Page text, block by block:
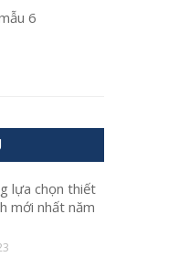
6
lựa chọn thiết
mới nhất năm